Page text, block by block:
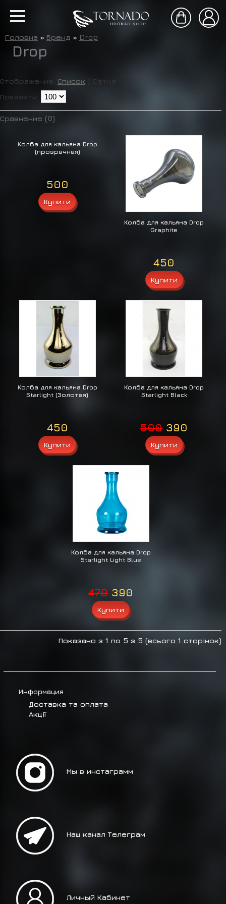
Головна » Бренд » Drop
Drop
Отображение: Список / Сетка
Показать:
Сравнение (0)
Колба для кальяна Drop
(прозрачная)
500
Колба для кальяна Drop
Graphite
450
Колба для кальяна Drop
Starlight (Золотая)
450
Колба для кальяна Drop
Starlight Black
500 390
Колба для кальяна Drop
Starlight Light Blue
470 390
Показано з 1 по 5 з 5 (всього 1 сторінок)
Информация
Доставка та оплата
Акції
Мы в инстаграмм
Наш канал Телеграм
Личный Кабинет